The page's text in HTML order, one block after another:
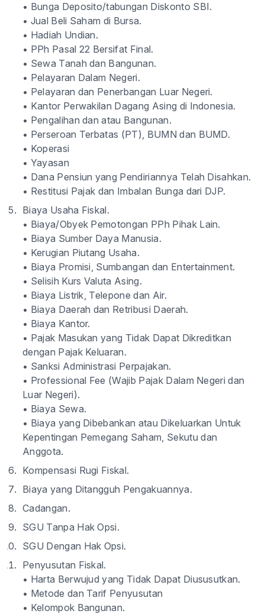
• Bunga Deposito/tabungan Diskonto SBI.
• Jual Beli Saham di Bursa.
• Hadiah Undian.
• PPh Pasal 22 Bersifat Final.
• Sewa Tanah dan Bangunan.
• Pelayaran Dalam Negeri.
• Pelayaran dan Penerbangan Luar Negeri.
• Kantor Perwakilan Dagang Asing di Indonesia.
• Pengalihan dan atau Bangunan.
• Perseroan Terbatas (PT), BUMN dan BUMD.
• Koperasi
• Yayasan
• Dana Pensiun yang Pendiriannya Telah Disahkan.
• Restitusi Pajak dan Imbalan Bunga dari DJP.
Biaya Usaha Fiskal.
• Biaya/Obyek Pemotongan PPh Pihak Lain.
• Biaya Sumber Daya Manusia.
• Kerugian Piutang Usaha.
• Biaya Promisi, Sumbangan dan Entertainment.
• Selisih Kurs Valuta Asing.
• Biaya Listrik, Telepone dan Air.
• Biaya Daerah dan Retribusi Daerah.
• Biaya Kantor.
• Pajak Masukan yang Tidak Dapat Dikreditkan
dengan Pajak Keluaran.
• Sanksi Administrasi Perpajakan.
• Professional Fee (Wajib Pajak Dalam Negeri dan
Luar Negeri).
• Biaya Sewa.
• Biaya yang Dibebankan atau Dikeluarkan Untuk
Kepentingan Pemegang Saham, Sekutu dan
Anggota.
Kompensasi Rugi Fiskal.
Biaya yang Ditangguh Pengakuannya.
Cadangan.
SGU Tanpa Hak Opsi.
SGU Dengan Hak Opsi.
Penyusutan Fiskal.
• Harta Berwujud yang Tidak Dapat Diususutkan.
• Metode dan Tarif Penyusutan
• Kelompok Bangunan.